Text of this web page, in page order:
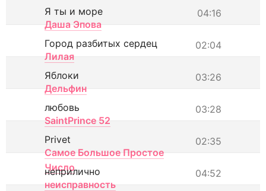
04:16
Я ты и море
Даша Эпова
02:04
Город разбитых сердец
Лилая
03:26
Яблоки
Дельфин
03:28
любовь
SaintPrince 52
02:35
Privet
Самое Большое Простое
Число
04:52
неприлично
неисправность